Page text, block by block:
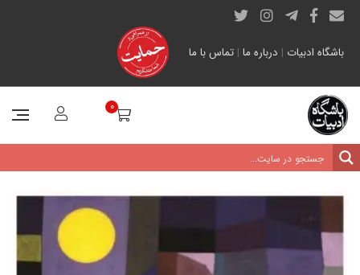
باشگاه ادبیات | درباره ما | تماس با ما
0